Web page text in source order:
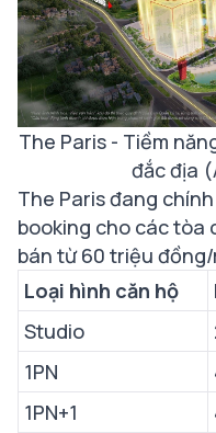
The Paris - Tiềm
đắc địa
The Paris đang
booking cho các tòa
bán từ 60 triệu
Loại hình căn hộ
Studio
1PN
1PN+1